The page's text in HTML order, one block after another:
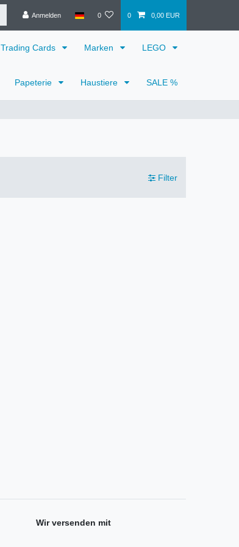
Anmelden 0 0 0,00 EUR
Trading Cards Marken LEGO
Papeterie Haustiere SALE %
Filter
Wir versenden mit